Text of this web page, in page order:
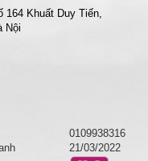
164 Khuất Duy Tiến,
Nội
0109938316
21/03/2022